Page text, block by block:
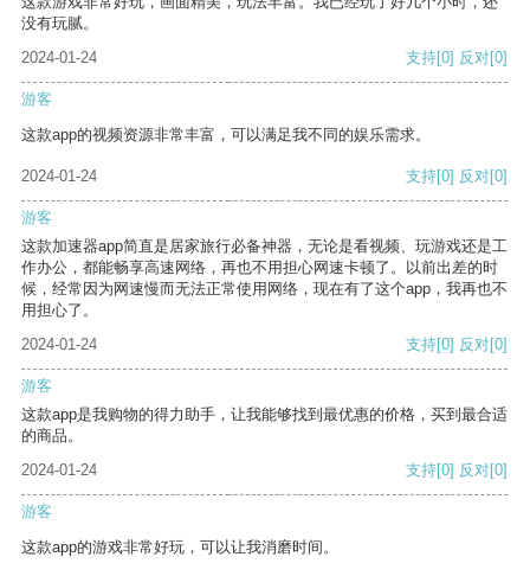
没有玩腻。
2024-01-24
支持[0] 反对[0]
游客
这款app的视频资源非常丰富，可以满足我不同的娱乐需求。
2024-01-24 支持[0] 反对[0]
游客
这款加速器app简直是居家旅行必备神器，无论是看视频、玩游戏还是工
作办公，都能畅享高速网络，再也不用担心网速卡顿了。以前出差的时
候，经常因为网速慢而无法正常使用网络，现在有了这个app，我再也不
用担心了。
2024-01-24
支持[0] 反对[0]
游客
这款app是我购物的得力助手，让我能够找到最优惠的价格，买到最合适
的商品。
2024-01-24
支持[0] 反对[0]
游客
这款app的游戏非常好玩，可以让我消磨时间。